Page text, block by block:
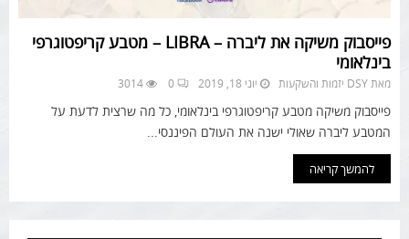
פייסבוק משיקה את ליברה – LIBRA – מטבע קריפטוגרפי
בינלאומי
מאתDSY יזמות והשקעות יוני 18, 2019 0
3014
פייסבוק משיקה מטבע קריפטוגרפי בינלאומי, כל מה שרצית לדעת על
המטבע ליברה שאולי ישנה את העולם הפיננסי...
להמשך קריאה